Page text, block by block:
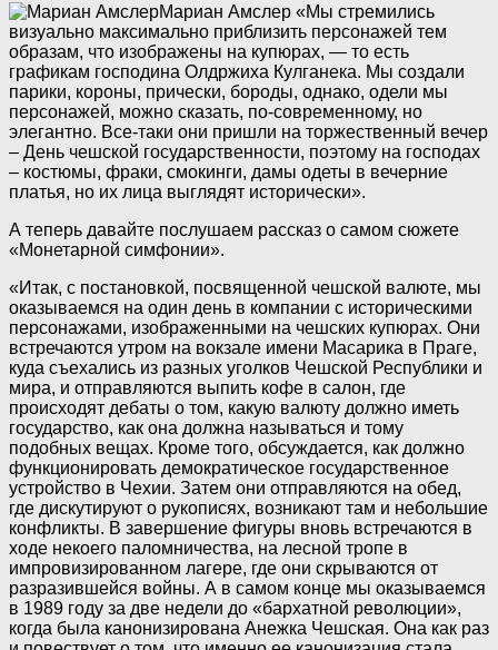
Мариан Амслер «Мы стремились
визуально максимально приблизить персонажей тем
образам, что изображены на купюрах, — то есть
графикам господина Олдржиха Кулганека. Мы создали
парики, короны, прически, бороды, однако, одели мы
персонажей, можно сказать, по-современному, но
элегантно. Все-таки они пришли на торжественный вечер
– День чешской государственности, поэтому на господах
– костюмы, фраки, смокинги, дамы одеты в вечерние
платья, но их лица выглядят исторически».
А теперь давайте послушаем рассказ о самом сюжете
«Монетарной симфонии».
«Итак, с постановкой, посвященной чешской валюте, мы
оказываемся на один день в компании с историческими
персонажами, изображенными на чешских купюрах. Они
встречаются утром на вокзале имени Масарика в Праге,
куда съехались из разных уголков Чешской Республики и
мира, и отправляются выпить кофе в салон, где
происходят дебаты о том, какую валюту должно иметь
государство, как она должна называться и тому
подобных вещах. Кроме того, обсуждается, как должно
функционировать демократическое государственное
устройство в Чехии. Затем они отправляются на обед,
где дискутируют о рукописях, возникают там и небольшие
конфликты. В завершение фигуры вновь встречаются в
ходе некоего паломничества, на лесной тропе в
импровизированном лагере, где они скрываются от
разразившейся войны. А в самом конце мы оказываемся
в 1989 году за две недели до «бархатной революции»,
когда была канонизирована Анежка Чешская. Она как раз